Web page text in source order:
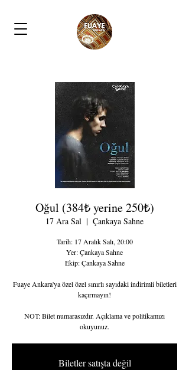
Oğul (384₺ yerine 250₺)
17 Ara Sal
  |
Çankaya Sahne
Tarih: 17 Aralık Salı, 20:00
Yer: Çankaya Sahne
Ekip: Çankaya Sahne
Fuaye Ankara'ya özel özel sınırlı sayıdaki indirimli biletleri
kaçırmayın!
NOT: Bilet numarasızdır. Açıklama ve politikamızı
okuyunuz.
Biletler satışta değil